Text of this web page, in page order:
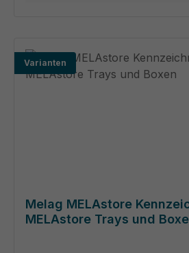
Varianten
Melag MELAstore
MELAstore Trays und